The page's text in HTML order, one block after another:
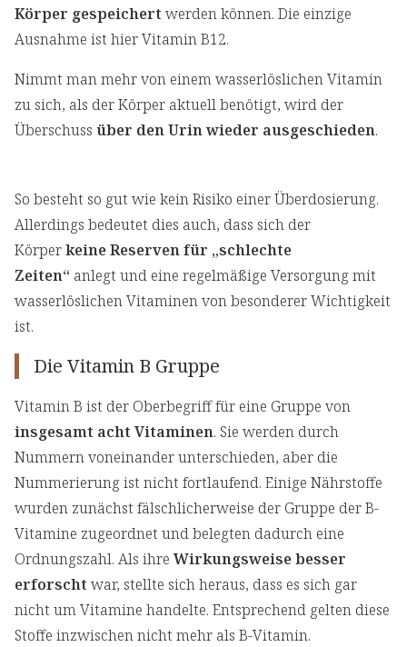
Körper gespeichert werden können. Die einzige
Ausnahme ist hier Vitamin B12.
Nimmt man mehr von einem wasserlöslichen Vitamin
zu sich, als der Körper aktuell benötigt, wird der
Überschuss über den Urin wieder ausgeschieden.
So besteht so gut wie kein Risiko einer Überdosierung.
Allerdings bedeutet dies auch, dass sich der
Körperkeine Reserven für „schlechte
Zeiten“ anlegt und eine regelmäßige Versorgung mit
wasserlöslichen Vitaminen von besonderer Wichtigkeit
ist.
Die Vitamin B Gruppe
Vitamin B ist der Oberbegriff für eine Gruppe von
insgesamt acht Vitaminen. Sie werden durch
Nummern voneinander unterschieden, aber die
Nummerierung ist nicht fortlaufend. Einige Nährstoffe
wurden zunächst fälschlicherweise der Gruppe der B-
Vitamine zugeordnet und belegten dadurch eine
Ordnungszahl. Als ihreWirkungsweise besser
erforscht war, stellte sich heraus, dass es sich gar
nicht um Vitamine handelte. Entsprechend gelten diese
Stoffe inzwischen nicht mehr als B-Vitamin.